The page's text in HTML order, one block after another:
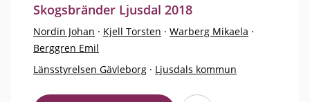
Skogsbränder Ljusdal 2018
Nordin Johan · Kjell Torsten · Warberg Mikaela ·
Berggren Emil
Länsstyrelsen Gävleborg · Ljusdals kommun